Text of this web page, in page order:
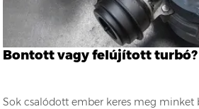
Bontott vagy felújított turbó?
Sok csalódott ember keres meg minket